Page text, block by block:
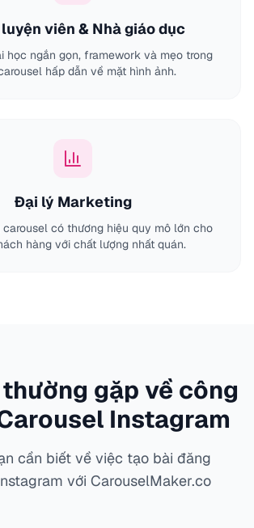
viên & Nhà giáo dục
học ngắn gọn, framework và mẹo trong
hấp dẫn về mặt hình ảnh.
Đại lý Marketing
carousel có thương hiệu quy mô lớn cho
hàng với chất lượng nhất quán.
gặp về công
Instagram
cần biết về việc tạo bài đăng
với CarouselMaker.co